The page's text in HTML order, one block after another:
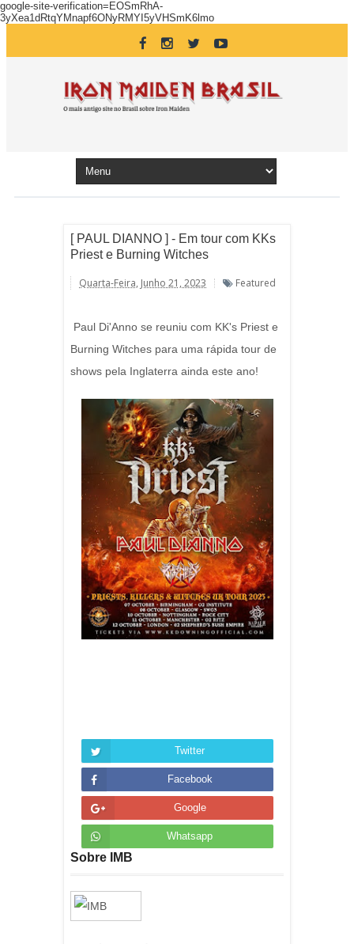
google-site-verification=EOSmRhA-
3yXea1dRtqYMnapf6ONyRMYI5yVHSmK6lmo
[ PAUL DIANNO ] - Em tour com KKs
Priest e Burning Witches
Quarta-Feira, Junho 21, 2023 Featured
Paul Di'Anno se reuniu com KK's Priest e
Burning Witches para uma rápida tour de
shows pela Inglaterra ainda este ano!
Twitter
Facebook
Google
Whatsapp
Sobre IMB